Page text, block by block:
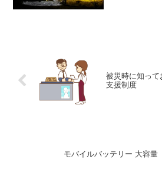
被災時に知っ
支援制度
モバイルバッテリー 大容量